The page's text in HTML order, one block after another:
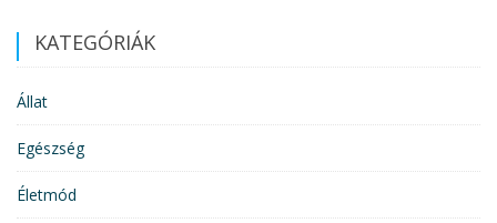
KATEGÓRIÁK
Állat
Egészség
Életmód